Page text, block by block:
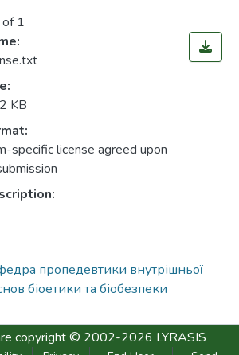
1
KB
specific license agreed upon
пропедевтики внутрішньої
біоетики та біобезпеки
copyright © 2002-2026 LYRASIS